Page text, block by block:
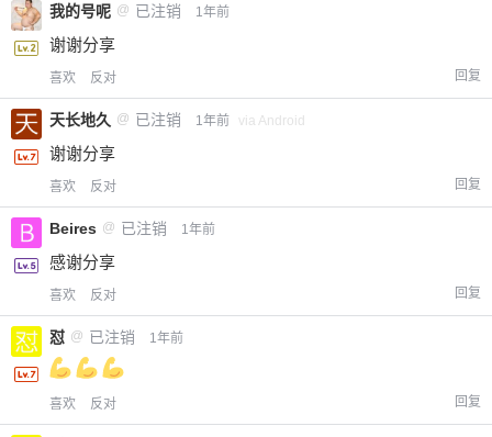
我的号呢 @ 已注销 1年前
谢谢分享
喜欢 反对 回复
天长地久 @ 已注销 1年前 via Android
谢谢分享
喜欢 反对 回复
Beires @ 已注销 1年前
感谢分享
喜欢 反对 回复
怼 @ 已注销 1年前
喜欢 反对 回复